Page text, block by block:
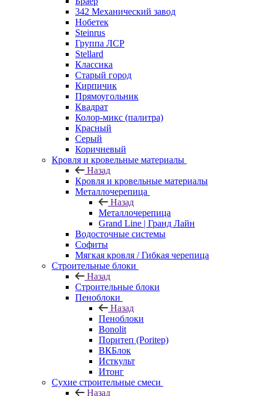
342 Механический завод
Нобетек
Steinrus
Группа ЛСР
Stellard
Классика
Старый город
Кирпичик
Прямоугольник
Квадрат
Колор-микс (палитра)
Красный
Серый
Коричневый
Кровля и кровельные материалы
Назад
Кровля и кровельные материалы
Металлочерепица
Назад
Металлочерепица
Grand Line | Гранд Лайн
Водосточные системы
Софиты
Мягкая кровля / Гибкая черепица
Строительные блоки
Назад
Строительные блоки
Пеноблоки
Назад
Пеноблоки
Bonolit
Поритеп (Poritep)
ВКБлок
Исткульт
Итонг
Сухие строительные смеси
Назад